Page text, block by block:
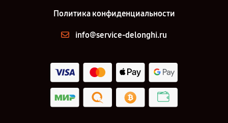
Политика конфиденциальности
info@service-delonghi.ru